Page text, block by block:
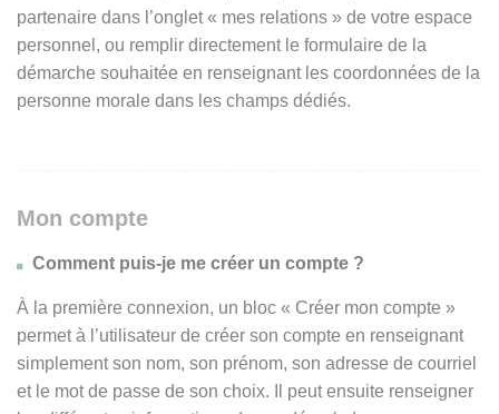
partenaire dans l’onglet « mes relations » de votre espace
personnel, ou remplir directement le formulaire de la
démarche souhaitée en renseignant les coordonnées de la
personne morale dans les champs dédiés.
Mon compte
Comment puis-je me créer un compte ?
À la première connexion, un bloc « Créer mon compte »
permet à l’utilisateur de créer son compte en renseignant
simplement son nom, son prénom, son adresse de courriel
et le mot de passe de son choix. Il peut ensuite renseigner